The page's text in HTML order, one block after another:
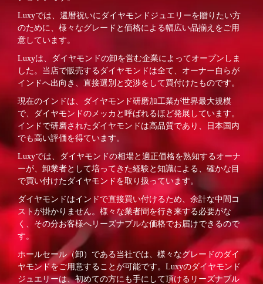
Luxyでは、還暦祝いにダイヤモンドジュエリーを贈りたい方
のために、様々なグレードと価格による幅広い品揃えをご用
意しています。
Luxyは、ダイヤモンドの卸を営む企業によってオープンしま
した。当店で販売するダイヤモンドは全て、オーナー自らが
インドへ出向き、直接選別と交渉をして買付けたものです。
現在のインドは、ダイヤモンド研磨加工業が世界最大規模
で、ダイヤモンドのメッカと呼ばれるほど発展しています。
インドで研磨されたダイヤモンドは高品質であり、日本国内
でも高い評価を得ています。
Luxyでは、ダイヤモンドの相場と適正価格を熟知するオーナ
ーが、卸業者として培ってきた経験と知識による、確かな目
で買い付けたダイヤモンドを取り扱っています。
ダイヤモンドはインドで直接買い付けるため、余計な中間コ
ストが掛かりません。様々な業者間を行き来する必要がな
く、その分お客様へリーズナブルな価格でお届けできるので
す。
ホールセール（卸）である当社では、様々なグレードのダイ
ヤモンドをご用意することが可能です。Luxyのダイヤモンド
ジュエリーは、初めての方にも手にして頂けるリーズナブル